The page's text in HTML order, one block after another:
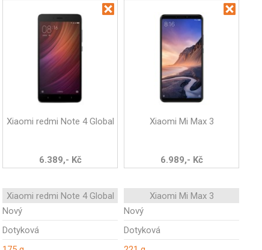
Xiaomi redmi Note 4 Global
6.389,- Kč
Xiaomi Mi Max 3
6.989,- Kč
Xiaomi redmi Note 4 Global
Xiaomi Mi Max 3
Nový
Nový
Dotyková
Dotyková